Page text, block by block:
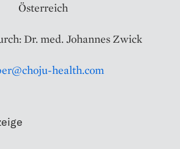
Österreich
Dr. med. Johannes Zwick
health.com